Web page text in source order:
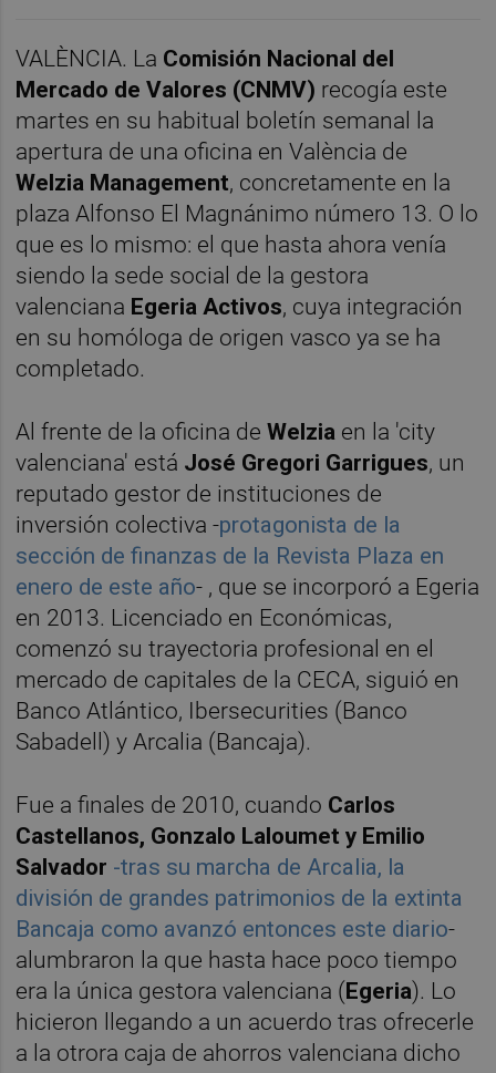
VALÈNCIA. La Comisión Nacional del
Mercado de Valores (CNMV) recogía este
martes en su habitual boletín semanal la
apertura de una oficina en València de
Welzia Management, concretamente en la
plaza Alfonso El Magnánimo número 13. O lo
que es lo mismo: el que hasta ahora venía
siendo la sede social de la gestora
valenciana Egeria Activos, cuya integración
en su homóloga de origen vasco ya se ha
completado.
Al frente de la oficina deWelzia en la 'city
valenciana' está José Gregori Garrigues, un
reputado gestor de instituciones de
inversión colectiva -protagonista de la
sección de finanzas de la Revista Plaza en
enero de este año- , que se incorporó a Egeria
en 2013. Licenciado en Económicas,
comenzó su trayectoria profesional en el
mercado de capitales de la CECA, siguió en
Banco Atlántico, Ibersecurities (Banco
Sabadell) y Arcalia (Bancaja).
Fue a finales de 2010, cuando Carlos
Castellanos, Gonzalo Laloumet y Emilio
Salvador -tras su marcha de Arcalia, la
división de grandes patrimonios de la extinta
Bancaja como avanzó entonces este diario-
alumbraron la que hasta hace poco tiempo
era la única gestora valenciana (Egeria). Lo
hicieron llegando a un acuerdo tras ofrecerle
a la otrora caja de ahorros valenciana dicho